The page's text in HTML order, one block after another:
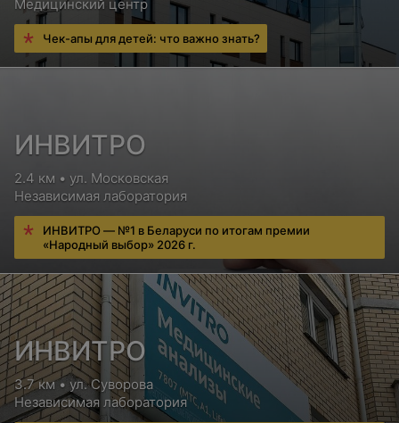
Медицинский центр
Чек-апы для детей: что важно знать?
ИНВИТРО
2.4 км • ул. Московская
Независимая лаборатория
ИНВИТРО — №1 в Беларуси по итогам премии
«Народный выбор» 2026 г.
ИНВИТРО
3.7 км • ул. Суворова
Независимая лаборатория